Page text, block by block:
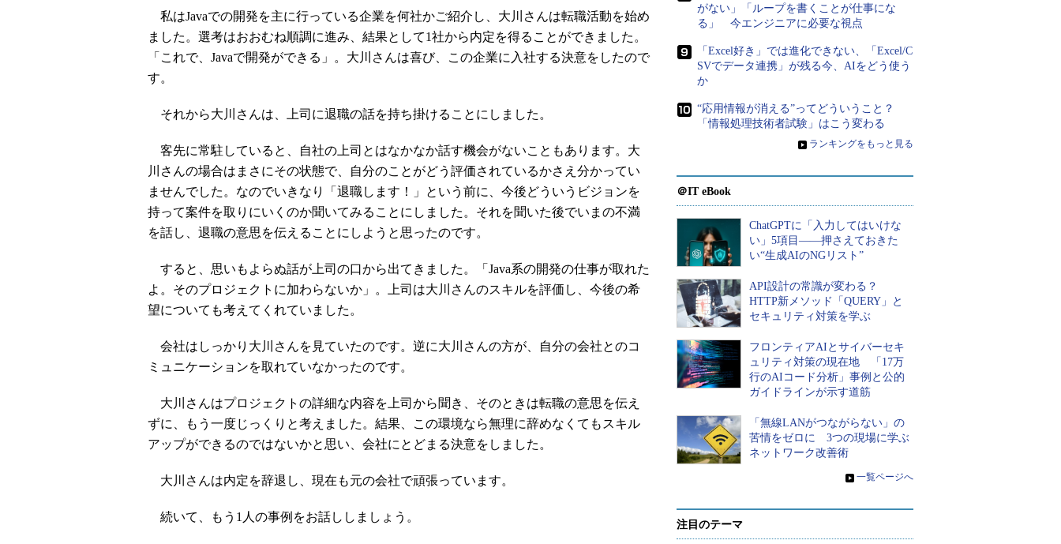
私はJavaでの開発を主に行っている企業を何社かご紹介し、大川さんは転職活動を始め
ました。選考はおおむね順調に進み、結果として1社から内定を得ることができました。
「これで、Javaで開発ができる」。大川さんは喜び、この企業に入社する決意をしたので
す。
それから大川さんは、上司に退職の話を持ち掛けることにしました。
客先に常駐していると、自社の上司とはなかなか話す機会がないこともあります。大
川さんの場合はまさにその状態で、自分のことがどう評価されているかさえ分かってい
ませんでした。なのでいきなり「退職します！」という前に、今後どういうビジョンを
持って案件を取りにいくのか聞いてみることにしました。それを聞いた後でいまの不満
を話し、退職の意思を伝えることにしようと思ったのです。
すると、思いもよらぬ話が上司の口から出てきました。「Java系の開発の仕事が取れた
よ。そのプロジェクトに加わらないか」。上司は大川さんのスキルを評価し、今後の希
望についても考えてくれていました。
会社はしっかり大川さんを見ていたのです。逆に大川さんの方が、自分の会社とのコ
ミュニケーションを取れていなかったのです。
大川さんはプロジェクトの詳細な内容を上司から聞き、そのときは転職の意思を伝え
ずに、もう一度じっくりと考えました。結果、この環境なら無理に辞めなくてもスキル
アップができるのではないかと思い、会社にとどまる決意をしました。
大川さんは内定を辞退し、現在も元の会社で頑張っています。
続いて、もう1人の事例をお話ししましょう。
がない」「ループを書くことが仕事にな
る」 今エンジニアに必要な視点
「Excel好き」では進化できない、「Excel/C
SVでデータ連携」が残る今、AIをどう使う
か
“応用情報が消える”ってどういうこと？
「情報処理技術者試験」はこう変わる
» ランキングをもっと見る
＠IT eBook
ChatGPTに「入力してはいけな
い」5項目――押さえておきた
い“生成AIのNGリスト”
API設計の常識が変わる？
HTTP新メソッド「QUERY」と
セキュリティ対策を学ぶ
フロンティアAIとサイバーセキ
ュリティ対策の現在地 「17万
行のAIコード分析」事例と公的
ガイドラインが示す道筋
「無線LANがつながらない」の
苦情をゼロに 3つの現場に学ぶ
ネットワーク改善術
» 一覧ページへ
注目のテーマ